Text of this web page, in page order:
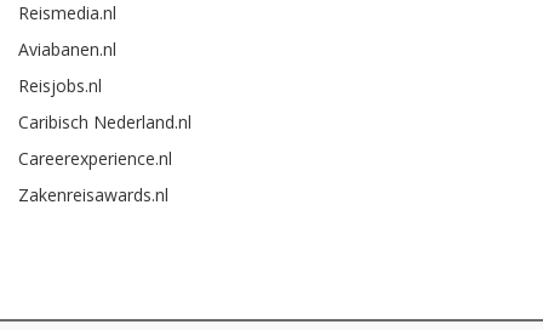
Reismedia.nl
Aviabanen.nl
Reisjobs.nl
Caribisch Nederland.nl
Careerexperience.nl
Zakenreisawards.nl